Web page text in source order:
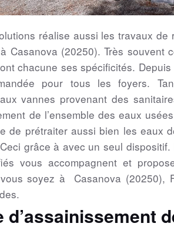
réalise aussi les travaux
à Casanova (20250). Très
chacune ses spécificités.
pour tous les foyers.
vannes provenant des
de l’ensemble des eaux
de prétraiter aussi bien les eaux
grâce à avec un seul
vous accompagnent et
soyez à Casanova (20250),
d’assainissement